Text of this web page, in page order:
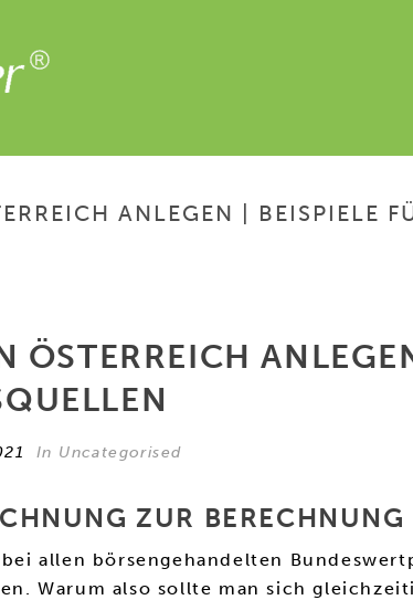
ANLEGEN | BEISPIELE
ÖSTERREICH
In Uncategorised
ZUR BERECHNUNG
allen börsengehandelten
Warum also sollte man sich